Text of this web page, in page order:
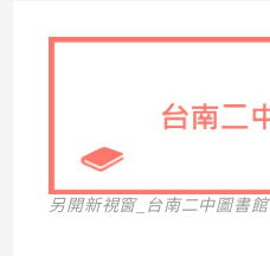
另開新視窗_台南二中圖書館